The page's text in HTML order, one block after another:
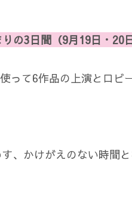
の3日間（9月19日・20
って6作品の上演とロビ
、かけがえのない時間と